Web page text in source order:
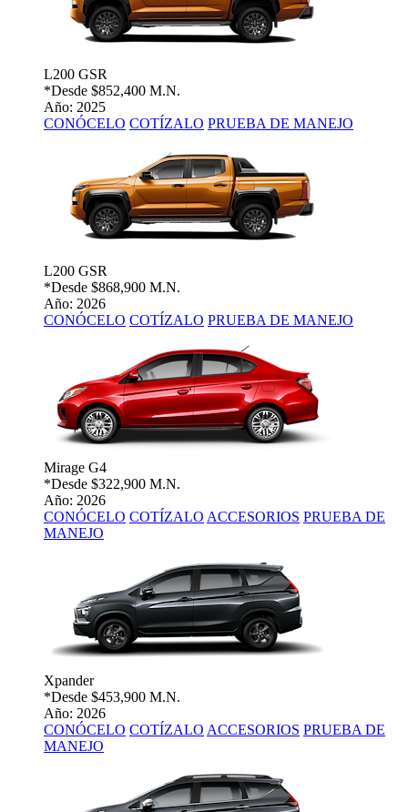
L200 GSR
*Desde $852,400 M.N.
Año: 2025
CONÓCELO COTÍZALO PRUEBA DE MANEJO
L200 GSR
*Desde $868,900 M.N.
Año: 2026
CONÓCELO COTÍZALO PRUEBA DE MANEJO
Mirage G4
*Desde $322,900 M.N.
Año: 2026
CONÓCELO COTÍZALO ACCESORIOS PRUEBA DE
MANEJO
Xpander
*Desde $453,900 M.N.
Año: 2026
CONÓCELO COTÍZALO ACCESORIOS PRUEBA DE
MANEJO